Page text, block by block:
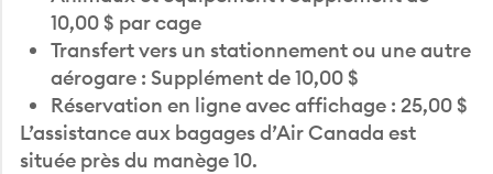
10,00 $ par cage
Transfert vers un stationnement ou une autre
aérogare : Supplément de 10,00 $
Réservation en ligne avec affichage : 25,00 $
L’assistance aux bagages d’Air Canada est
située près du manège 10.